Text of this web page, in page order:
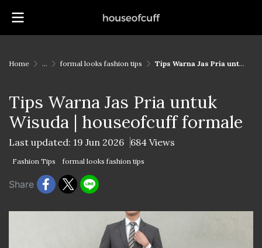
Home ... formal looks fashion tips Tips Warna Jas Pria untuk Wisuda | houseofcuff formale
Tips Warna Jas Pria untuk
Wisuda | houseofcuff formale
Last updated: 19 Jun 2026 684 Views
Fashion Tips formal looks fashion tips
Share